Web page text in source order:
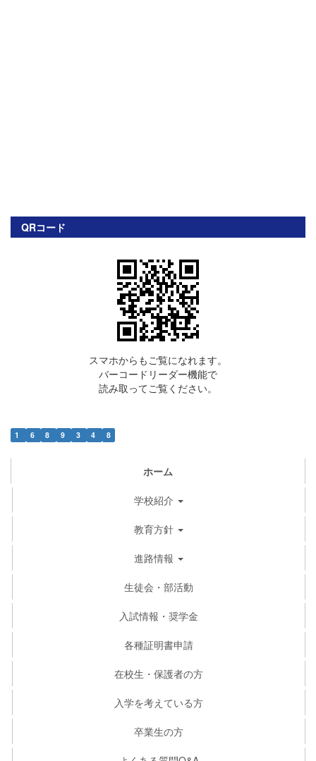
QRコード
スマホからもご覧になれます。
バーコードリーダー機能で
読み取ってご覧ください。
1 6 8 9 3 4 8
ホーム
学校紹介
教育方針
進路情報
生徒会・部活動
入試情報・奨学金
各種証明書申請
在校生・保護者の方
入学を考えている方
卒業生の方